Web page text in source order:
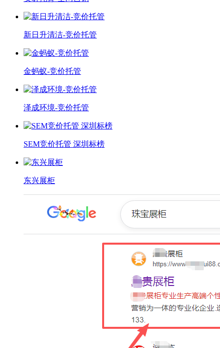
新日升清洁-竞价托管
金蚂蚁-竞价托管
泽成环境-竞价托管
SEM竞价托管 深圳标榜
东兴展柜